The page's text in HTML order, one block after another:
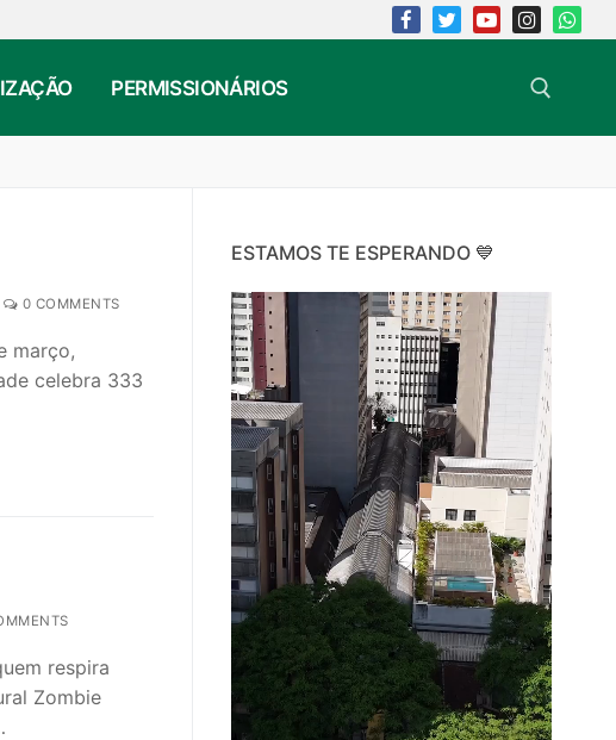
PERMISSIONÁRIOS
0 COMMENTS
março,
celebra 333
respira
Zombie
ESTAMOS TE ESPERANDO 💙
Video
Player